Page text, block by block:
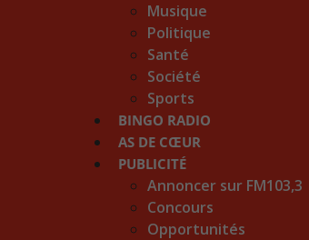
Musique
Politique
Santé
Société
Sports
BINGO RADIO
AS DE CŒUR
PUBLICITÉ
Annoncer sur FM103,3
Concours
Opportunités